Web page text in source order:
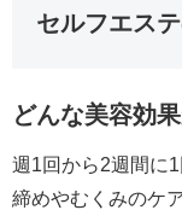
セルフエス
どんな美容効
週1回から2週間に
締めやむくみのケ